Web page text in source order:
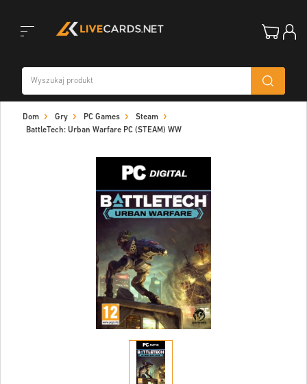
navigation
Dom Gry PC Games
Steam
BattleTech: Urban Warfare PC (STEAM) WW